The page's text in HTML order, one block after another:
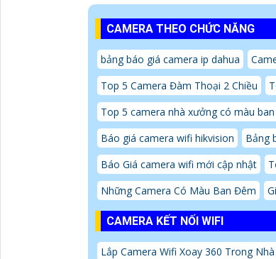
CAMERA THEO CHỨC NĂNG
bảng báo giá camera ip dahua
Top 5 Camera Đàm Thoại 2 Chiều
Top 5 camera nhà xưởng có màu
Báo giá camera wifi hikvision
Bảng
Báo Giá camera wifi mới cập nhật
Những Camera Có Màu Ban Đêm
CAMERA KẾT NỐI WIFI
Lắp Camera Wifi Xoay 360 Trong